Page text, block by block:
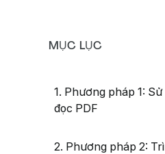
MỤC LỤC
1. Phương pháp 1:
đọc PDF
2. Phương pháp 2: